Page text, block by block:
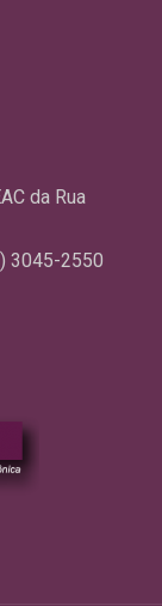
da Rua
3045-2550